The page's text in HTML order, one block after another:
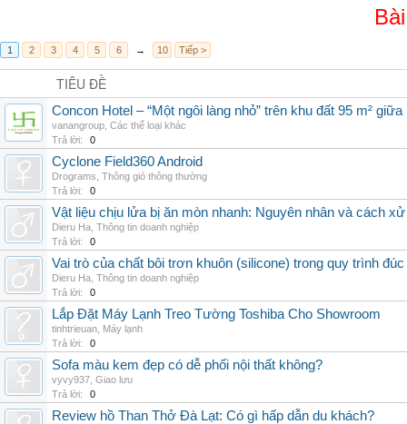
1 2 3 4 5 6 → 10 Tiếp >
TIÊU ĐỀ
Concon Hotel – “Một ngôi làng nhỏ” trên khu đất 95 m²
vanangroup Các thể loại khác
Trả lời:
0
Cyclone Field360 Android
Drograms Thông gió thông thường
Trả lời:
0
Vật liệu chịu lửa bị ăn mòn nhanh: Nguyên nhân và cách
Dieru Ha Thông tin doanh nghiệp
Trả lời:
0
Vai trò của chất bôi trơn khuôn (silicone) trong quy trình
Dieru Ha Thông tin doanh nghiệp
Trả lời:
0
Lắp Đặt Máy Lạnh Treo Tường Toshiba Cho Showroom
tinhtrieuan Máy lạnh
Trả lời:
0
Sofa màu kem đẹp có dễ phối nội thất không?
vyvy937 Giao lưu
Trả lời:
0
Review hồ Than Thở Đà Lạt: Có gì hấp dẫn du khách?